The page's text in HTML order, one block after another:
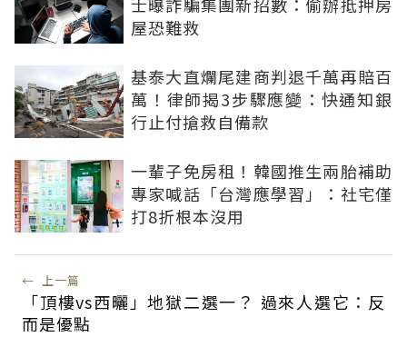
士曝詐騙集團新招數：偷辦抵押房
屋恐難救
基泰大直爛尾建商判退千萬再賠百
萬！律師揭3步驟應變：快通知銀
行止付搶救自備款
一輩子免房租！韓國推生兩胎補助
專家喊話「台灣應學習」：社宅僅
打8折根本沒用
← 上一篇
「頂樓vs西曬」地獄二選一？ 過來人選它：反
而是優點